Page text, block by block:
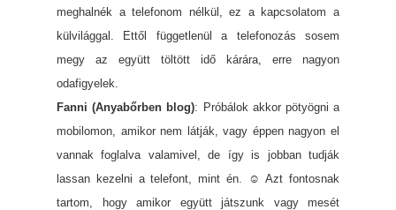
meghalnék a telefonom nélkül, ez a kapcsolatom a
külvilággal. Ettől függetlenül a telefonozás sosem
megy az együtt töltött idő kárára, erre nagyon
odafigyelek.
Fanni (Anyabőrben blog): Próbálok akkor pötyögni a
mobilomon, amikor nem látják, vagy éppen nagyon el
vannak foglalva valamivel, de így is jobban tudják
lassan kezelni a telefont, mint én. ☺ Azt fontosnak
tartom, hogy amikor együtt játszunk vagy mesét